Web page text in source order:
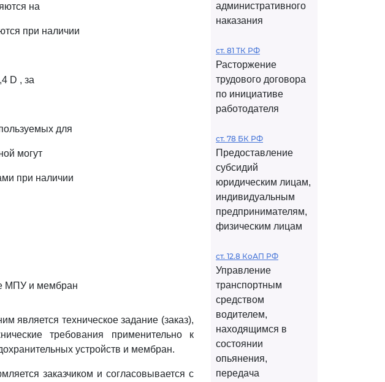
на
при наличии
D , за
для
могут
при наличии
МПУ и мембран
является техническое задание (заказ),
требования применительно к
устройств и мембран.
заказчиком и согласовывается с
административного
наказания
ст. 81 ТК РФ
Расторжение
трудового договора
по инициативе
работодателя
ст. 78 БК РФ
Предоставление
субсидий
юридическим лицам,
индивидуальным
предпринимателям,
физическим лицам
ст. 12.8 КоАП РФ
Управление
транспортным
средством
водителем,
находящимся в
состоянии
опьянения,
передача